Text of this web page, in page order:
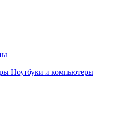
Ноутбуки и компьютеры